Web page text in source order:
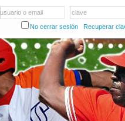
usuario o email
clave
No cerrar sesión
Recuperar